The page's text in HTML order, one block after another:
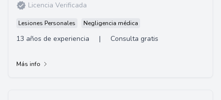
Licencia Verificada
Lesiones Personales Negligencia médica
13 años de experiencia | Consulta gratis
Más info